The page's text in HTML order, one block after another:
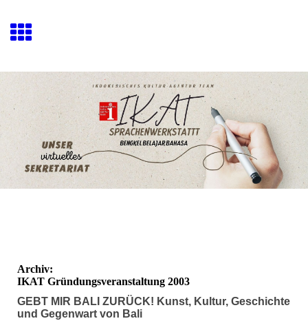
Archiv:
IKAT Gründungsveranstaltung 2003
GEBT MIR BALI ZURÜCK! Kunst, Kultur, Geschichte
und Gegenwart von Bali